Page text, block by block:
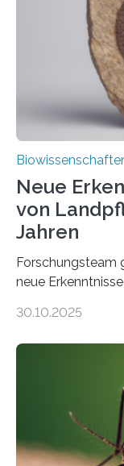
Saccharomyces
Studie wurde
Fachzeitschrift…
Neue
von
Jahren
Forschungsteam
neue
Landpflanzen
Grünalgen, die
lebten. Unter
die noch heute
Süßwasseralge
dieser Gruppe
30.10.2025